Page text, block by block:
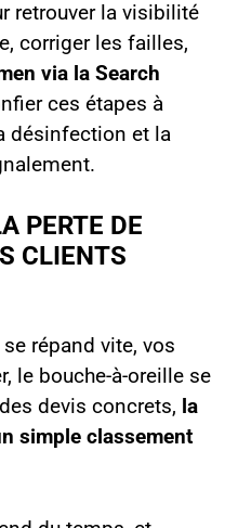
retrouver la visibilité
corriger les failles,
via la Search
ces étapes à
désinfection et la
PERTE DE
CLIENTS
répand vite, vos
le bouche-à-oreille se
devis concrets, la
simple classement